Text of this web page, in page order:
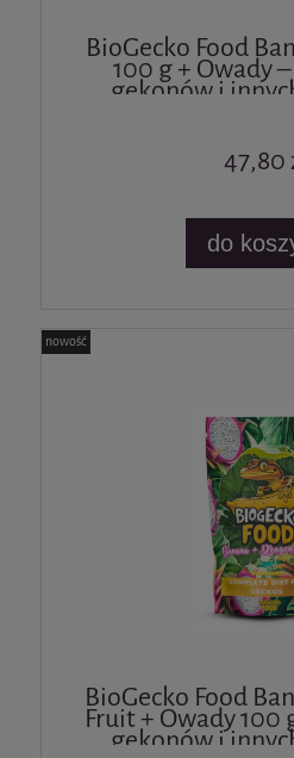
BioGecko Food
100 g + Owady
gekonów i
47,80
do
BioGecko Food
Fruit + Owady 100
gekonów i
nowość